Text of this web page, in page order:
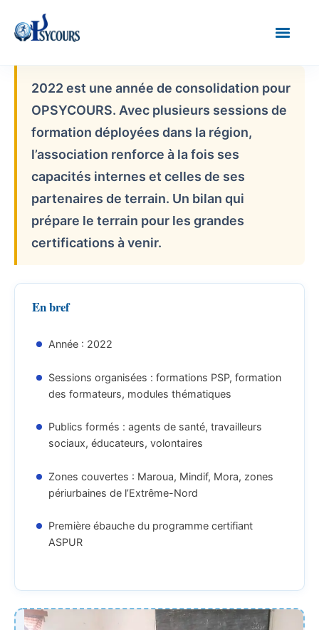
2022 est une année de consolidation pour
OPSYCOURS. Avec plusieurs sessions de
formation déployées dans la région,
l’association renforce à la fois ses
capacités internes et celles de ses
partenaires de terrain. Un bilan qui
prépare le terrain pour les grandes
certifications à venir.
En bref
Année : 2022
Sessions organisées : formations PSP, formation
des formateurs, modules thématiques
Publics formés : agents de santé, travailleurs
sociaux, éducateurs, volontaires
Zones couvertes : Maroua, Mindif, Mora, zones
périurbaines de l’Extrême-Nord
Première ébauche du programme certifiant
ASPUR